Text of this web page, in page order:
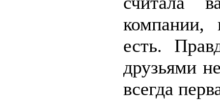
компании,
есть.
друзьями
всегда